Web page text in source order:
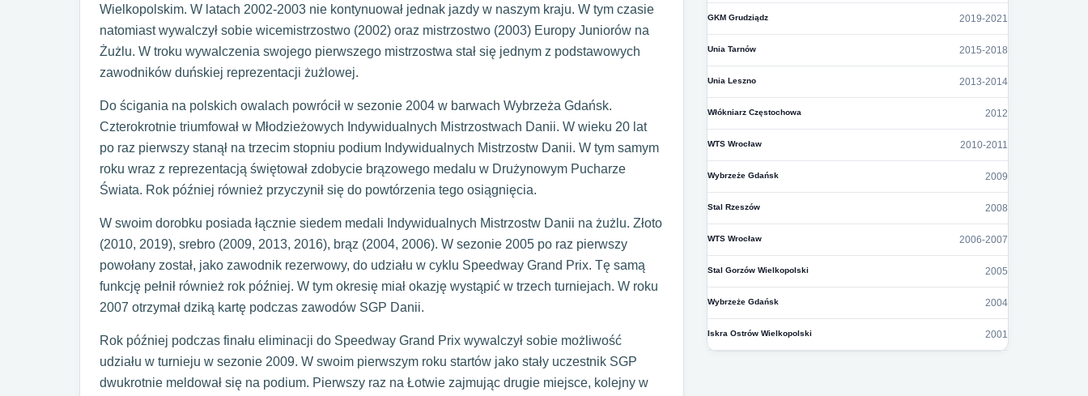
Wielkopolskim. W latach 2002-2003 nie kontynuował jednak jazdy w naszym kraju. W tym czasie
natomiast wywalczył sobie wicemistrzostwo (2002) oraz mistrzostwo (2003) Europy Juniorów na
Żużlu. W troku wywalczenia swojego pierwszego mistrzostwa stał się jednym z podstawowych
zawodników duńskiej reprezentacji żużlowej.
Do ścigania na polskich owalach powrócił w sezonie 2004 w barwach Wybrzeża Gdańsk.
Czterokrotnie triumfował w Młodzieżowych Indywidualnych Mistrzostwach Danii. W wieku 20 lat
po raz pierwszy stanął na trzecim stopniu podium Indywidualnych Mistrzostw Danii. W tym samym
roku wraz z reprezentacją świętował zdobycie brązowego medalu w Drużynowym Pucharze
Świata. Rok później również przyczynił się do powtórzenia tego osiągnięcia.
W swoim dorobku posiada łącznie siedem medali Indywidualnych Mistrzostw Danii na żużlu. Złoto
(2010, 2019), srebro (2009, 2013, 2016), brąz (2004, 2006). W sezonie 2005 po raz pierwszy
powołany został, jako zawodnik rezerwowy, do udziału w cyklu Speedway Grand Prix. Tę samą
funkcję pełnił również rok później. W tym okresię miał okazję wystąpić w trzech turniejach. W roku
2007 otrzymał dziką kartę podczas zawodów SGP Danii.
Rok później podczas finału eliminacji do Speedway Grand Prix wywalczył sobie możliwość
udziału w turnieju w sezonie 2009. W swoim pierwszym roku startów jako stały uczestnik SGP
dwukrotnie meldował się na podium. Pierwszy raz na Łotwie zajmując drugie miejsce, kolejny w
GKM Grudziądz 2019-2021
Unia Tarnów 2015-2018
Unia Leszno 2013-2014
Włókniarz Częstochowa 2012
WTS Wrocław 2010-2011
Wybrzeże Gdańsk 2009
Stal Rzeszów 2008
WTS Wrocław 2006-2007
Stal Gorzów Wielkopolski 2005
Wybrzeże Gdańsk 2004
Iskra Ostrów Wielkopolski 2001